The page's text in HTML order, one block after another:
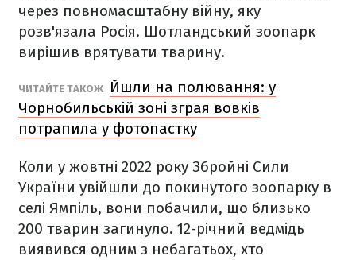
через повномасштабну війну, яку
розв'язала Росія. Шотландський зоопарк
вирішив врятувати тварину.
ЧИТАЙТЕ ТАКОЖ
Йшли на полювання: у
Чорнобильській зоні зграя вовків
потрапила у фотопастку
Коли у жовтні 2022 року Збройні Сили
України увійшли до покинутого зоопарку в
селі Ямпіль, вони побачили, що близько
200 тварин загинуло. 12-річний ведмідь
виявився одним з небагатьох, хто